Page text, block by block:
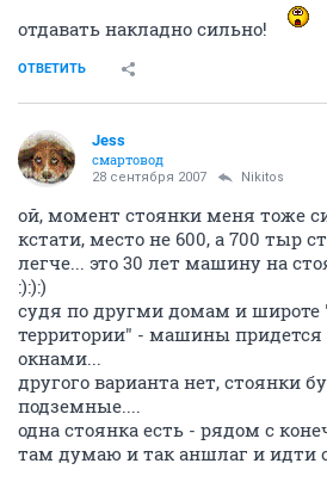
отдавать накладно сильно!
ОТВЕТИТЬ
Jess
смартовод
28 сентября 2007 Nikitos
ой, момент стоянки меня тоже
кстати, место не 600, а 700 тыр
легче... это 30 лет машину на
:):):)
судя по другми домам и широте
территории" - машины придется
окнами...
другого варианта нет, стоянки
подземные....
одна стоянка есть - рядом с
там думаю и так аншлаг и идти